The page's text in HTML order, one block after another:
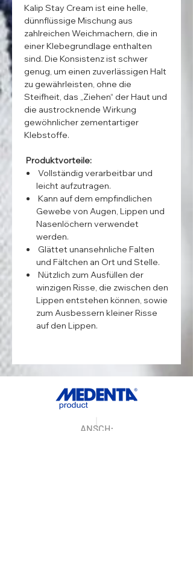
Kalip Stay Cream ist eine helle,
dünnflüssige Mischung aus
zahlreichen Weichmachern, die in
einer Klebegrundlage enthalten
sind. Die Konsistenz ist schwer
genug, um einen zuverlässigen Halt
zu gewährleisten, ohne die
Steifheit, das „Ziehen“ der Haut und
die austrocknende Wirkung
gewöhnlicher zementartiger
Klebstoffe.
Produktvorteile:
Vollständig verarbeitbar und
leicht aufzutragen.
Kann auf dem empfindlichen
Gewebe von Augen, Lippen und
Nasenlöchern verwendet
werden.
Glättet unansehnliche Falten
und Fältchen an Ort und Stelle.
Nützlich zum Ausfüllen der
winzigen Risse, die zwischen den
Lippen entstehen können, sowie
zum Ausbessern kleiner Risse
auf den Lippen.
ANSCH: